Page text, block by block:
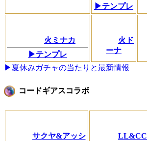
▶テンプレ
火ミナカ
▶テンプレ
火ド
ーナ
▶夏休みガチャの当たりと最新情報
コードギアスコラボ
サクヤ&アッシ
LL&CC